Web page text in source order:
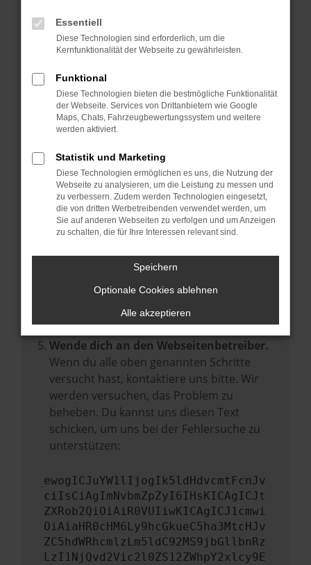
Laden andere Webseiten, zum Beispiel
deine Suchmaschine?
Manche Erweiterungen, wie Werbeblocker,
können das Laden bestimmter Seiten
verhindern. Funktioniert die Seite in einem
anderen Browser oder in einem privaten
Starte dein Gerät neu.
Das kann manchmal helfen,
vorübergehende Probleme zu beheben.
Stelle sicher, dass dein Browser und dein
Betriebssystem auf dem neuesten Stand
sind.
Veraltete Software birgt nicht nur ein
Sicherheitsrisiko, sondern kann auch dazu
führen, dass bestimmte Funktionen nicht
mehr unterstützt werden.
Wende dich an den Webseitenbetreiber.
Wenn du alle oben genannten Schritte
versucht hast, kontaktiere uns bitte. Wir
werden versuchen, das Problem zu
beheben. Du kannst uns diesen Text
schicken, um uns bei der Fehlersuche zu
unterstützen:
ewogICJuYW1lIjogIk5ldHdvcmtFcnJv
ciIsCiAgImNvbmZpZyI6IHsKICAgICJt
ZXRob2QiOiAiR0VUIiwKICAgICJ1cmwi
OiAiaHR0cHM6Ly9hcGkueC5ha3MtcHJv
ZC5hdWRhcmlzLm5ldC92MS9jbGllbnRz
LzI1NjQvd2Vic2l0ZS12ZWhpY2xlcy9E
Essentiell
Diese Technologien sind erforderlich, um die
Kernfunktionalität der Webseite zu gewährleisten.
Funktional
Diese Technologien bieten die bestmögliche Funktionalität
der Webseite. Services von Drittanbietern wie Google
Maps, Chats, Fahrzeugbewertungssystem und weitere
werden aktiviert.
Statistik und Marketing
Diese Technologien ermöglichen es uns, die Nutzung der
Webseite zu analysieren, um die Leistung zu messen und
zu verbessern. Zudem werden Technologien eingesetzt,
die von dritten Werbetreibenden verwendet werden, um
Sie auf anderen Webseiten zu verfolgen und um Anzeigen
zu schalten, die für Ihre Interessen relevant sind.
Speichern
Optionale Cookies ablehnen
Alle akzeptieren